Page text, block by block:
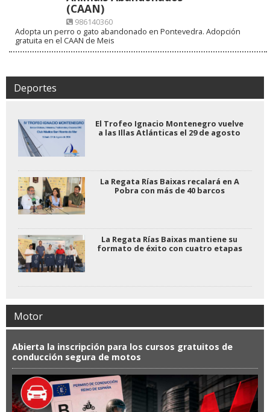
(CAAN)
986140360
Adopta un perro o gato abandonado en Pontevedra. Adopción
gratuita en el CAAN de Meis
Deportes
El Trofeo Ignacio Montenegro vuelve
a las Illas Atlánticas el 29 de agosto
La Regata Rías Baixas recalará en A
Pobra con más de 40 barcos
La Regata Rías Baixas mantiene su
formato de éxito con cuatro etapas
Motor
Abierta la inscripción para los cursos gratuitos de
conducción segura de motos